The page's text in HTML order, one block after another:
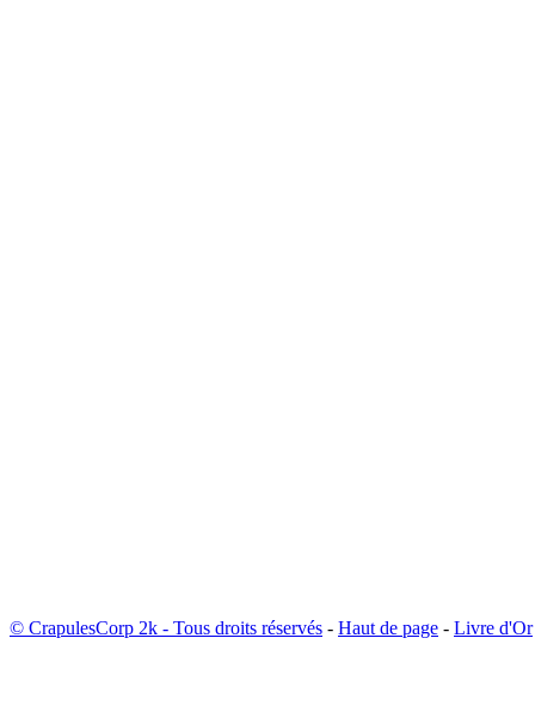
© CrapulesCorp 2k - Tous droits réservés - Haut de page - Livre d'Or